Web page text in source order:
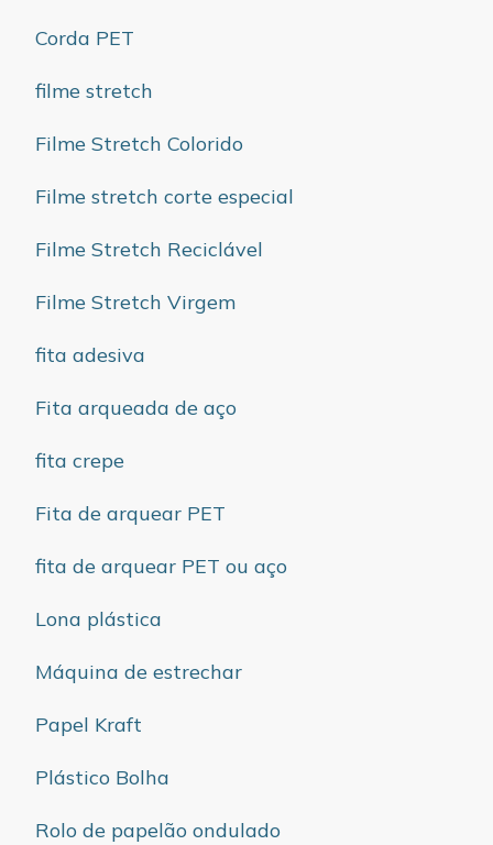
Corda PET
filme stretch
Filme Stretch Colorido
Filme stretch corte especial
Filme Stretch Reciclável
Filme Stretch Virgem
fita adesiva
Fita arqueada de aço
fita crepe
Fita de arquear PET
fita de arquear PET ou aço
Lona plástica
Máquina de estrechar
Papel Kraft
Plástico Bolha
Rolo de papelão ondulado